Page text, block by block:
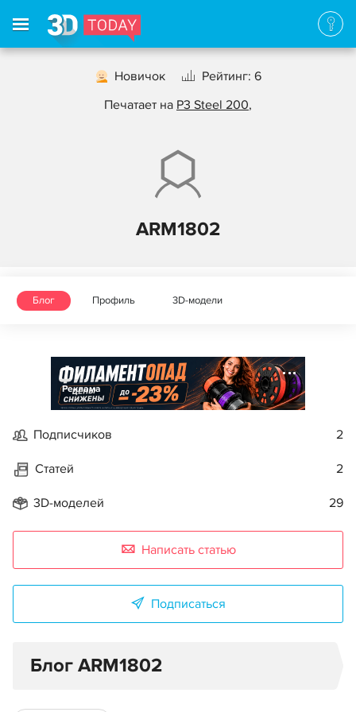
Новичок
Рейтинг: 6
Печатает на P3 Steel 200,
ARM1802
Блог Профиль 3D-модели
Реклама
Подписчиков 2
Статей 2
3D-моделей 29
Написать статью
Подписаться
Блог ARM1802